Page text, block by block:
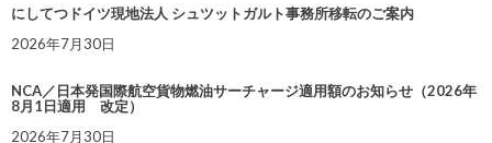
にしてつドイツ現地法人 シュツットガルト事務所移転のご案内
2026年7月30日
NCA／日本発国際航空貨物燃油サーチャージ適用額のお知らせ（2026年
8月1日適用 改定）
2026年7月30日